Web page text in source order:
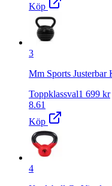
Köp
3
Mm Sports Justerbar
Toppklassval1 699 kr
8.61
Köp
4